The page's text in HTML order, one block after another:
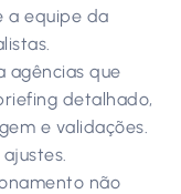
a equipe da
agências que
detalhado,
e validações.
não